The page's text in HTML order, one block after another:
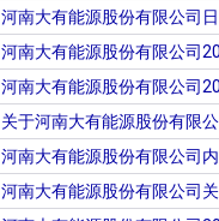
河南大有能源股份有限公司
河南大有能源股份有限公司
河南大有能源股份有限公司
关于河南大有能源股份有限
河南大有能源股份有限公司
河南大有能源股份有限公司